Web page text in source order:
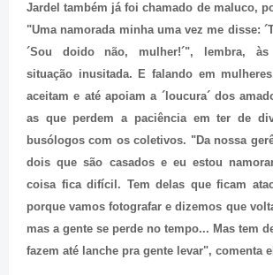
Jardel também já foi chamado de maluco,
"Uma namorada minha uma vez me disse:
´Sou doido não, mulher!´", lembra, às
situação inusitada. E falando em
aceitam e até apoiam a ´loucura´ dos
as que perdem a paciência em ter de
busólogos com os coletivos. "Da nossa
dois que são casados e eu estou
coisa fica difícil. Tem delas que ficam
porque vamos fotografar e dizemos que
mas a gente se perde no tempo... Mas tem
fazem até lanche pra gente levar", comenta